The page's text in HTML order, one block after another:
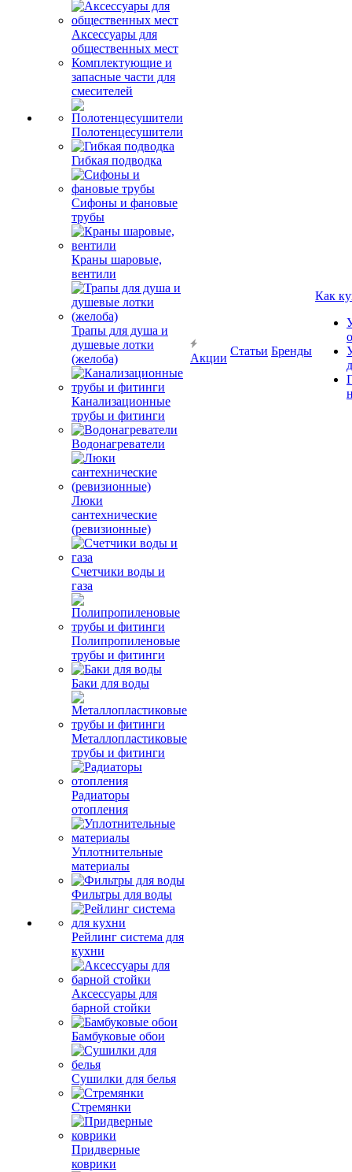
Аксессуары для
общественных мест
Комплектующие и
запасные части для
смесителей
Полотенцесушители
Гибкая подводка
Сифоны и фановые
трубы
Краны шаровые,
вентили
Трапы для душа и
душевые лотки
(желоба)
Канализационные
трубы и фитинги
Водонагреватели
Люки
сантехнические
(ревизионные)
Счетчики воды и
газа
Полипропиленовые
трубы и фитинги
Баки для воды
Металлопластиковые
трубы и фитинги
Радиаторы
отопления
Уплотнительные
материалы
Фильтры для воды
Рейлинг система для
кухни
Аксессуары для
барной стойки
Бамбуковые обои
Сушилки для белья
Стремянки
Придверные
коврики
Акции
Статьи Бренды
Как